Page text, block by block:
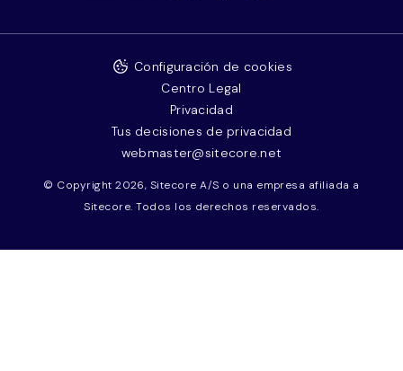
© Copyright 2026, Sitecore A/S o una empresa afiliada a
Sitecore. Todos los derechos reservados.
Configuración de cookies
Centro Legal
Privacidad
Tus decisiones de privacidad
webmaster@sitecore.net